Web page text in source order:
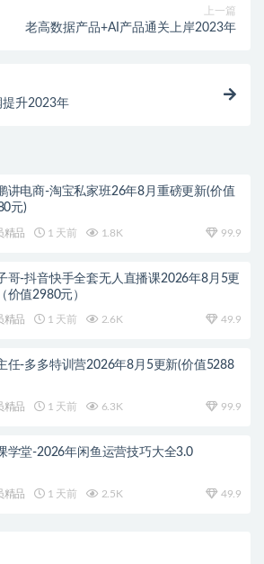
上一篇
老高数据产品+AI产品通关上岸2023年
提升2023年
讲电商-淘宝私家班26年8月重磅更新(价值
元)
精品 1 天前 1.8K 99.9
哥-抖音快手全套无人直播课2026年8月5更
价值2980元）
精品 1 天前 2.6K 49.9
任-多多特训营2026年8月5更新(价值5288
精品 1 天前 6.3K 99.9
学堂-2026年闲鱼运营技巧大全3.0
精品 1 天前 2.5K 49.9